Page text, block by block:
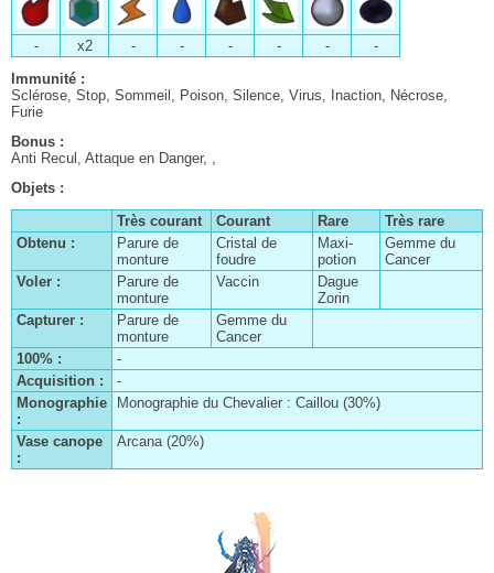
- x2 - - - - -
-
Immunité :
Sclérose, Stop, Sommeil, Poison, Silence, Virus, Inaction, Nécrose,
Furie
Bonus :
Anti Recul, Attaque en Danger, ,
Objets :
Très courant
Courant Rare
Très rare
Obtenu :
Parure de
monture
Cristal de
foudre
Maxi-
potion
Gemme du
Cancer
Voler :
Parure de
monture
Vaccin
Dague
Zorin
Capturer :
Parure de
monture
Gemme du
Cancer
100% :
-
Acquisition :
-
Monographie
:
Monographie du Chevalier : Caillou (30%)
Vase canope
:
Arcana (20%)
Chapitre I
Le clan Centurio
Le patient dalmascan
La quête existentielle de Catrina
Anne et ses soeurs
Le journal de Pilika
Les Éons
L'affaire du Pampa disparu
La route des vins
Le Géodragon